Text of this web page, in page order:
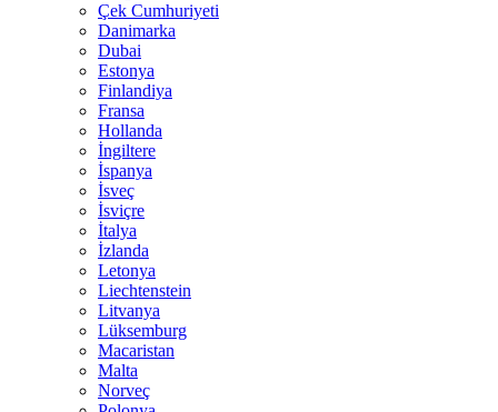
Çek Cumhuriyeti
Danimarka
Dubai
Estonya
Finlandiya
Fransa
Hollanda
İngiltere
İspanya
İsveç
İsviçre
İtalya
İzlanda
Letonya
Liechtenstein
Litvanya
Lüksemburg
Macaristan
Malta
Norveç